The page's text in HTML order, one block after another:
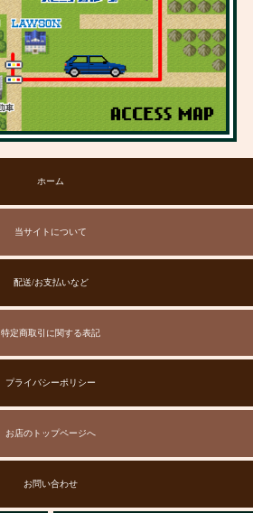
ホーム
当サイトについて
配送/お支払いなど
特定商取引に関する表記
プライバシーポリシー
お店のトップページへ
お問い合わせ